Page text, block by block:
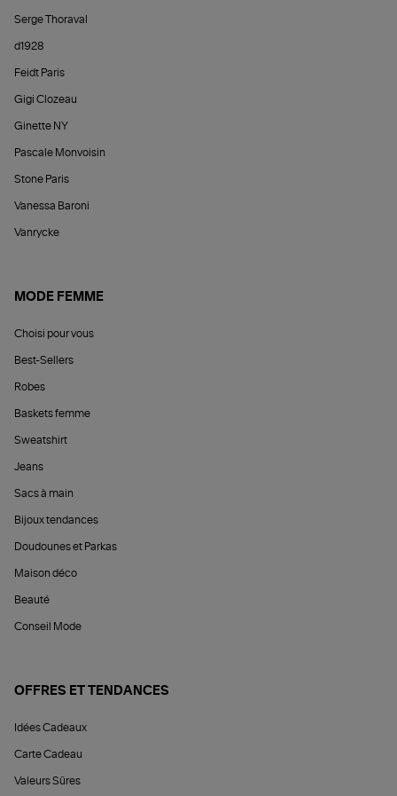
Serge Thoraval
d1928
Feidt Paris
Gigi Clozeau
Ginette NY
Pascale Monvoisin
Stone Paris
Vanessa Baroni
Vanrycke
MODE FEMME
Choisi pour vous
Best-Sellers
Robes
Baskets femme
Sweatshirt
Jeans
Sacs à main
Bijoux tendances
Doudounes et Parkas
Maison déco
Beauté
Conseil Mode
OFFRES ET TENDANCES
Idées Cadeaux
Carte Cadeau
Valeurs Sûres